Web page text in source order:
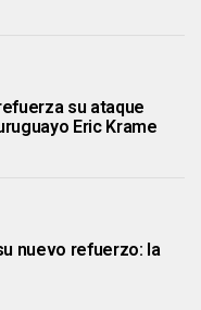
su ataque
Eric Krame
nuevo refuerzo: la